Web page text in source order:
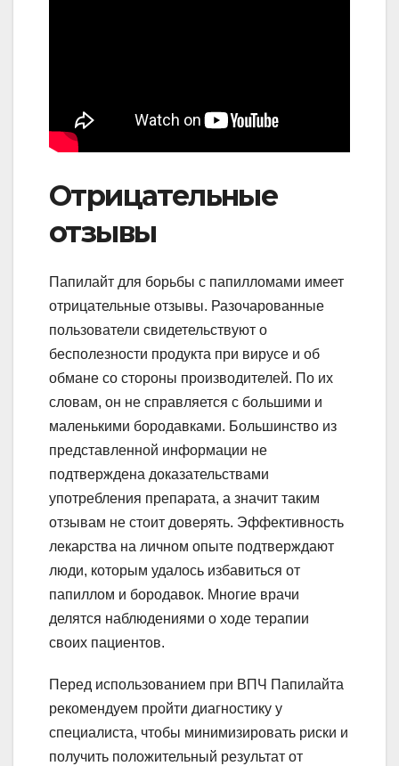
Отрицательные
отзывы
Папилайт для борьбы с папилломами имеет
отрицательные отзывы. Разочарованные
пользователи свидетельствуют о
бесполезности продукта при вирусе и об
обмане со стороны производителей. По их
словам, он не справляется с большими и
маленькими бородавками. Большинство из
представленной информации не
подтверждена доказательствами
употребления препарата, а значит таким
отзывам не стоит доверять. Эффективность
лекарства на личном опыте подтверждают
люди, которым удалось избавиться от
папиллом и бородавок. Многие врачи
делятся наблюдениями о ходе терапии
своих пациентов.
Перед использованием при ВПЧ Папилайта
рекомендуем пройти диагностику у
специалиста, чтобы минимизировать риски и
получить положительный результат от